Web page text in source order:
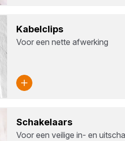
Kabel­clips
Voor een nette afwerking
Scha­ke­laars
Voor een veilige in- en